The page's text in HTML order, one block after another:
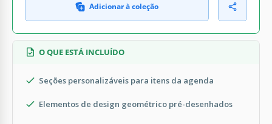
Adicionar à coleção
O QUE ESTÁ INCLUÍDO
Seções personalizáveis para itens da agenda
Elementos de design geométrico pré-desenhados